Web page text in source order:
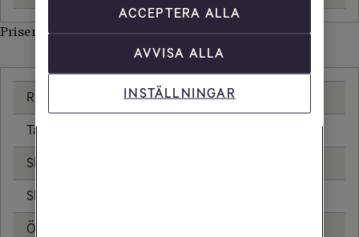
Priser inom Rwanda
Ringa samtal 25,00 kr/min
Ta emot samtal
Skicka sms
Skicka mms
Öppningsavgift
ACCEPTERA ALLA
AVVISA ALLA
INSTÄLLNINGAR